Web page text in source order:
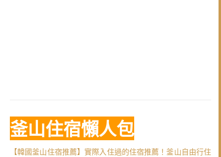
釜山住宿懶人包
【韓國釜山住宿推薦】實際入住過的住宿推薦！釜山自由行住